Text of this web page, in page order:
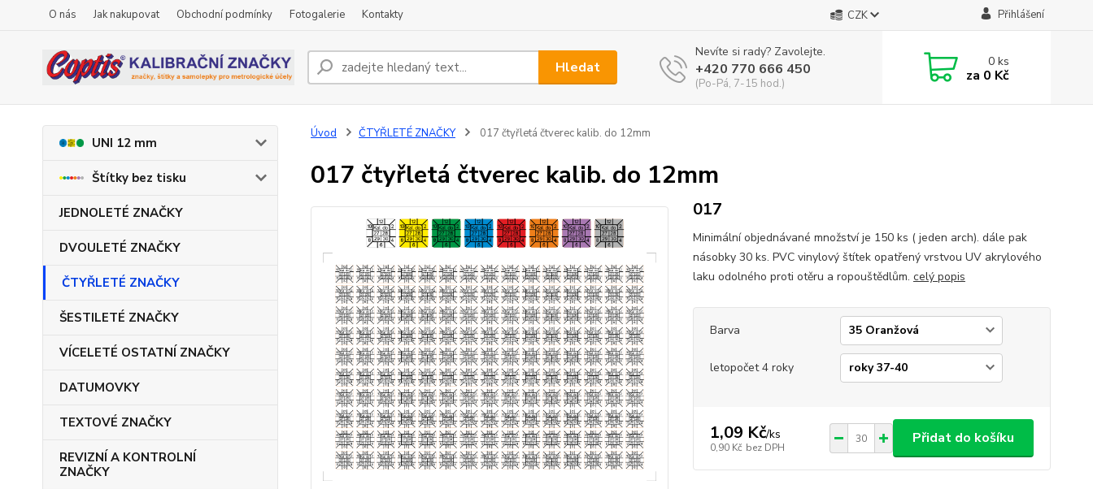
O nás Jak nakupovat Obchodní podmínky Fotogalerie Kontakty CZK Přihlášení
Hledat
Nevíte si rady? Zavolejte.
+420 770 666 450
(Po-Pá, 7-15 hod.)
0ks
za 0 Kč
UNI 12 mm
Štítky bez tisku
JEDNOLETÉ ZNAČKY
DVOULETÉ ZNAČKY
ČTYŘLETÉ ZNAČKY
ŠESTILETÉ ZNAČKY
VÍCELETÉ OSTATNÍ ZNAČKY
DATUMOVKY
TEXTOVÉ ZNAČKY
REVIZNÍ A KONTROLNÍ
ZNAČKY
Úvod ČTYŘLETÉ ZNAČKY 017 čtyřletá čtverec kalib. do 12mm
017 čtyřletá čtverec kalib. do 12mm
017
Minimální objednávané množství je 150 ks ( jeden arch). dále pak
násobky 30 ks. PVC vinylový štítek opatřený vrstvou UV akrylového
laku odolného proti otěru a ropouštědlům. celý popis
Barva
letopočet 4 roky
1,09 Kč/ks
0,90 Kč bez DPH
Přidat do košíku